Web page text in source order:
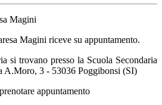
Magini
Magini riceve su appuntamento.
si trovano presso la Scuola Secondaria
3 - 53036 Poggibonsi (SI)
appuntamento